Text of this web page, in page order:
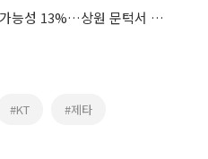
美 클래리티 법안 연내 통과 가능성 13%…상원 문턱서 제동
#KT #제타